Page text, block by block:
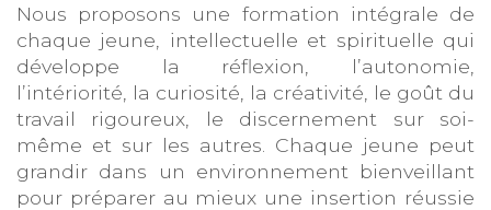
Nous proposons une formation intégrale de
chaque jeune, intellectuelle et spirituelle qui
développe la réflexion, l’autonomie,
l’intériorité, la curiosité, la créativité, le goût du
travail rigoureux, le discernement sur soi-
même et sur les autres. Chaque jeune peut
grandir dans un environnement bienveillant
pour préparer au mieux une insertion réussie